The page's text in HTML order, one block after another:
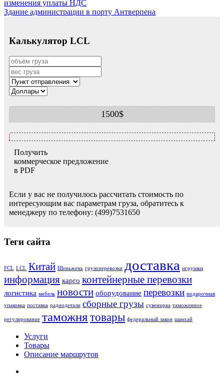
по
изменения уплаты НДС
Здание администрации в порту Антверпена
Калькулятор LCL
1500$
Получить
коммерческое предложение
в PDF
Если у вас не получилось рассчитать стоимость по
интересующим вас параметрам груза, обратитесь к
менеджеру по телефону: (499)7531650
Теги сайта
FCL LCL Китай Шеньжень грузоперевозки доставка игрушки
информация карго контейнерные перевозки
логистика мебель новости оборудование перевозки подарочная
упаковка поставка радиодетали сборные грузы сувенирка таможенное
регулирование таможнятовары федеральный закон шанхай
Услуги
Товары
Описание маршрутов